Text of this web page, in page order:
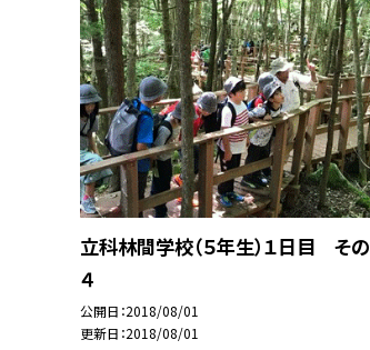
立科林間学校（５年生）１日目 その
４
公開日 2018/08/01
更新日 2018/08/01